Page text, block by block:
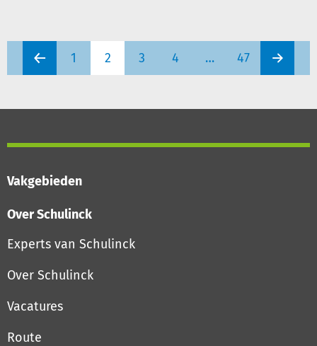
1 2 3 4 … 47
Vakgebieden
Over Schulinck
Experts van Schulinck
Over Schulinck
Vacatures
Route